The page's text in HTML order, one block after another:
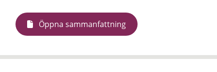
Öppna sammanfattning